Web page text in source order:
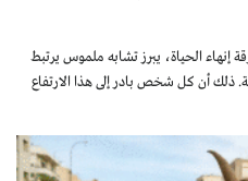
إنهاء الحياة، يبرز تشابه ملموس يرتبط
ذلك أن كل شخص بادر إلى هذا الارتفاع